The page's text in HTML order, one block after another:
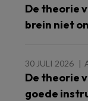
De theorie
brein niet
30 JULI 2026
De theorie
goede